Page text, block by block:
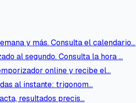
y más. Consulta el calendario…
al segundo. Consulta la hora …
online y recibe el…
al instante: trigonom…
resultados precis…